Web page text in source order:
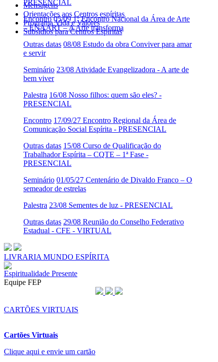
Mensagens
Orientações aos Centros espíritas
Programa Vida e Valores
Subsídios para Centros Espíritas
PRESENCIAL
Encontro 05/09 1º Encontro Nacional da Área de Arte
– ENAART – A Arte transforma
Outras datas 08/08 Estudo da obra Conviver para amar
e servir
Seminário 23/08 Atividade Evangelizadora - A arte de
bem viver
Palestra 16/08 Nosso filhos: quem são eles? -
PRESENCIAL
Encontro 17/09/27 Encontro Regional da Área de
Comunicação Social Espírita - PRESENCIAL
Outras datas 15/08 Curso de Qualificação do
Trabalhador Espírita – CQTE – 1ª Fase -
PRESENCIAL
Seminário 01/05/27 Centenário de Divaldo Franco – O
semeador de estrelas
Palestra 23/08 Sementes de luz - PRESENCIAL
Outras datas 29/08 Reunião do Conselho Federativo
Estadual - CFE - VIRTUAL
LIVRARIA MUNDO ESPÍRITA
Espiritualidade Presente
Equipe FEP
CARTÕES VIRTUAIS
Cartões Virtuais
Clique aqui e envie um cartão